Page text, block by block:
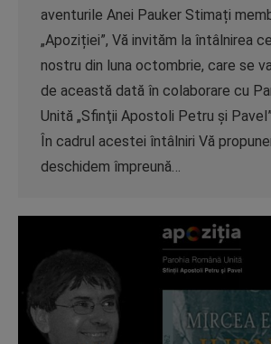
aventurile Anei Pauker Stimați
„Apoziției”, Vă invităm la întâlnirea
nostru din luna octombrie, care se
de această dată în colaborare cu
Unită „Sfinţii Apostoli Petru şi
În cadrul acestei întâlniri Vă
deschidem împreună…